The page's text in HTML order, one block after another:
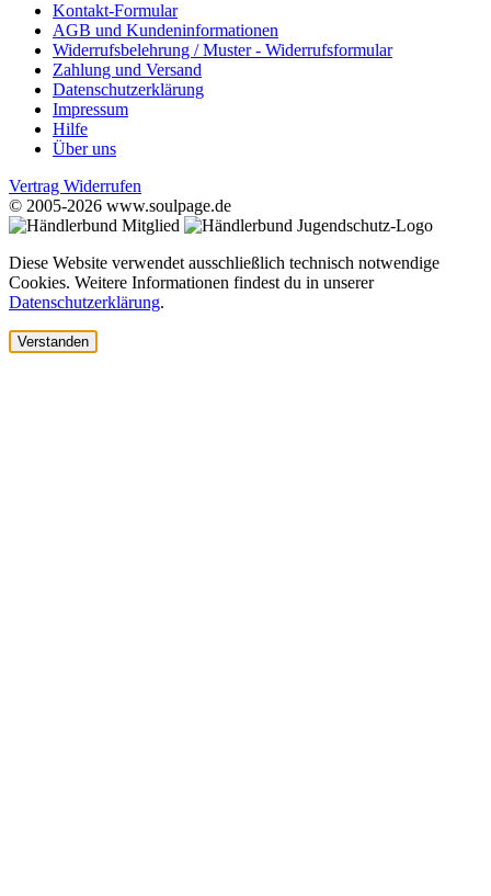
Kontakt-Formular
AGB und Kundeninformationen
Widerrufsbelehrung / Muster - Widerrufsformular
Zahlung und Versand
Datenschutzerklärung
Impressum
Hilfe
Über uns
Vertrag Widerrufen
© 2005-2026 www.soulpage.de
Diese Website verwendet ausschließlich technisch notwendige
Cookies. Weitere Informationen findest du in unserer
Datenschutzerklärung.
Verstanden